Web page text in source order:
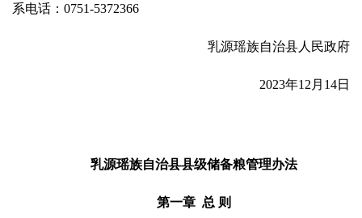
系电话：0751-5372366
乳源瑶族自治县人民政府
2023年12月14日
乳源瑶族自治县县级储备粮管理办法
第一章 总 则